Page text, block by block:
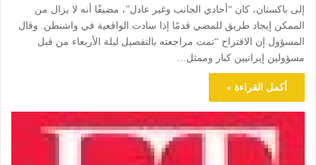
إلى باكستان، كان “أحادي الجانب وغير عادل”، مضيفًا أنه لا يزال من
الممكن إيجاد طريق للمضي قدمًا إذا سادت الواقعية في واشنطن. وقال
المسؤول إن الاقتراح “تمت مراجعته بالتفصيل ليلة الأربعاء من قبل
مسؤولين إيرانيين كبار وممثل…
أكمل القراءة »